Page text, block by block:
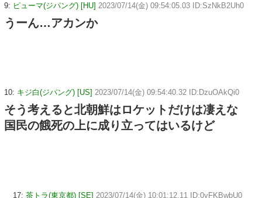
9: ピューマ(ジパング) [HU] 2023/07/14(金) 09:54:05.03 ID:SzNkB2Uh0
うーん…アカンか
10: キジ白(ジパング) [US] 2023/07/14(金) 09:54:40.32 ID:DzuOAkQi0
そう考えると北朝鮮はロケットだけは凄えな
国民の餓死の上に成り立ってはいるけど
17: 茶トラ(東京都) [SE] 2023/07/14(金) 10:01:12.11 ID:0yFKBwbU0